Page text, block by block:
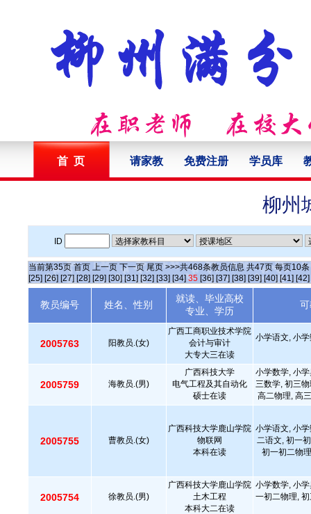
首 页 请家教 免费注册 学员库
柳州
ID
当前第35页 首页 上一页 下一页 尾页 >>>共468条教员信息 共47页 每页10条
[25] [26] [27] [28] [29] [30] [31] [32] [33] [34] 35 [36] [37] [38] [39] [40] [41] [42]
教员编号 姓名、性别
就读、毕业高校
专业、学历
2005763 阳教员.(女)
广西工商职业技术学院
会计与审计
大专大三在读
小学语文, 小
2005759 海教员.(男)
广西科技大学
电气工程及其自动化
硕士在读
小学数学, 小
三数学, 初三
高二物理, 高
2005755 曹教员.(女)
广西科技大学鹿山学院
物联网
本科在读
小学语文, 小
二语文, 初一
初一初二物
2005754 徐教员.(男)
广西科技大学鹿山学院
土木工程
本科大二在读
小学数学, 小
一初二物理,